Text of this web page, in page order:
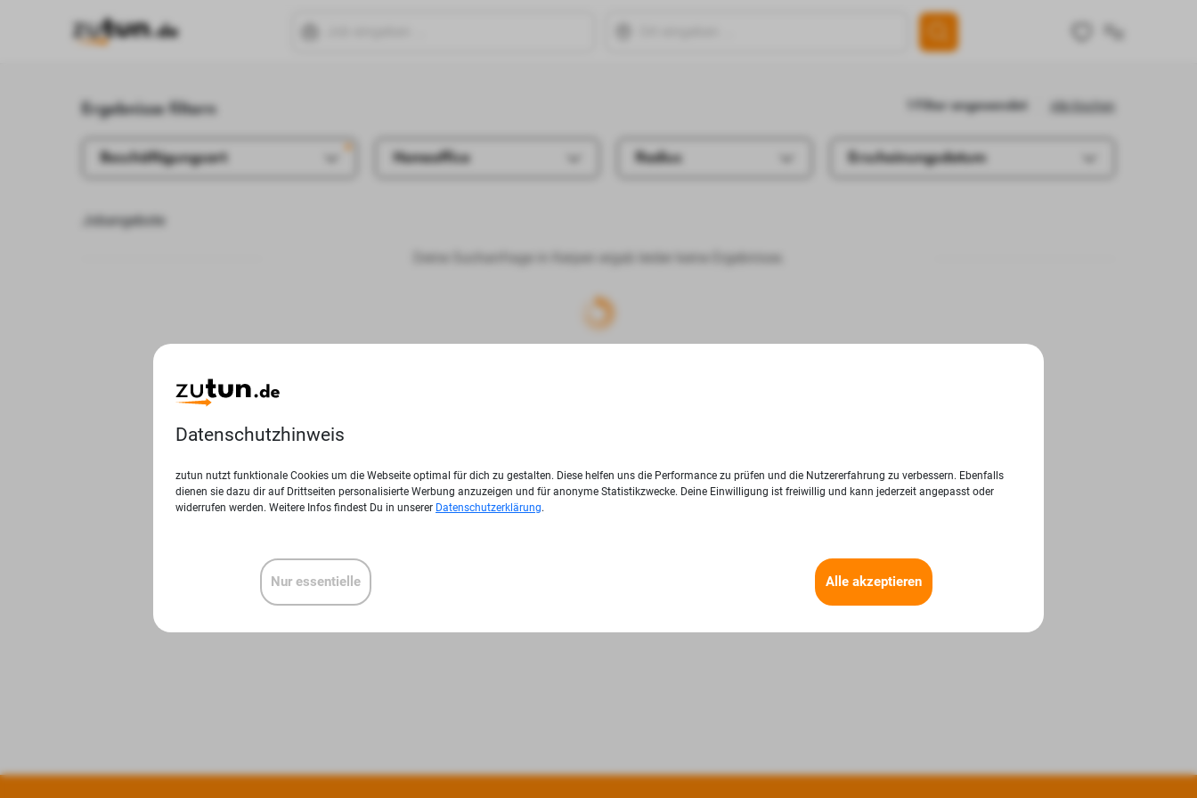
Ergebnisse filtern Alle löschen
1 Filter angewendet
Beschäftigungsart Homeoffice Radius Erscheinungsdatum
Jobangebote
Deine Suchanfrage in Kerpen ergab leider keine Ergebnisse.
Datenschutzhinweis
zutun nutzt funktionale Cookies um die Webseite optimal für dich zu gestalten. Diese helfen uns die Performance zu prüfen und die Nutzererfahrung zu verbessern. Ebenfalls
dienen sie dazu dir auf Drittseiten personalisierte Werbung anzuzeigen und für anonyme Statistikzwecke. Deine Einwilligung ist freiwillig und kann jederzeit angepasst oder
widerrufen werden. Weitere Infos findest Du in unserer Datenschutzerklärung.
Alle akzeptieren
Nur essentielle